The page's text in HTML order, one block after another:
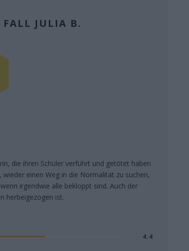
FALL JULIA B.
die ihren Schüler verführt und getötet haben
einen Weg in die Normalität zu suchen,
irgendwie alle bekloppt sind. Auch der
herbeigezogen ist.
4.4